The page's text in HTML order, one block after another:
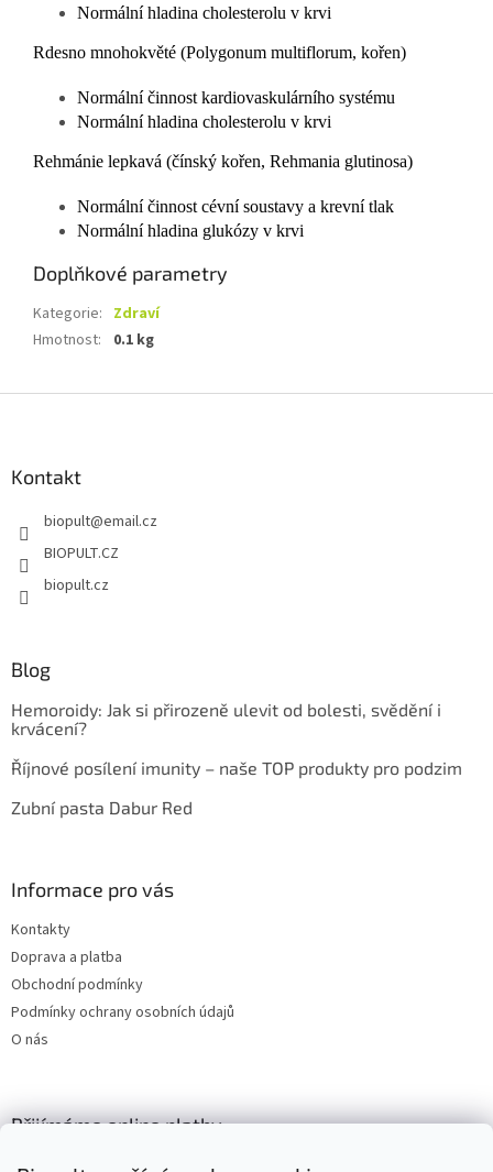
Normální hladina cholesterolu v krvi
Rdesno mnohokvěté (Polygonum multiflorum, kořen)
Normální činnost kardiovaskulárního systému
Normální hladina cholesterolu v krvi
Rehmánie lepkavá (čínský kořen, Rehmania glutinosa)
Normální činnost cévní soustavy a krevní tlak
Normální hladina glukózy v krvi
Doplňkové parametry
Kategorie: Zdraví
Hmotnost: 0.1 kg
Kontakt
biopult@email.cz
BIOPULT.CZ
biopult.cz
Blog
Hemoroidy: Jak si přirozeně ulevit od bolesti, svědění i
krvácení?
Říjnové posílení imunity – naše TOP produkty pro podzim
Zubní pasta Dabur Red
Informace pro vás
Kontakty
Doprava a platba
Obchodní podmínky
Podmínky ochrany osobních údajů
O nás
Přijímáme online platby